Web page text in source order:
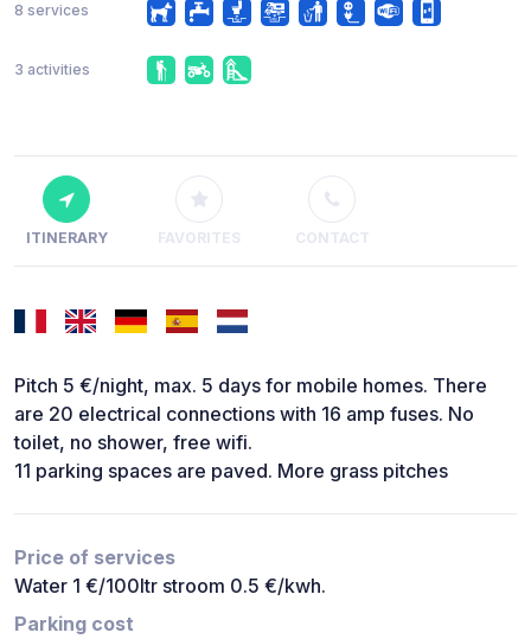
8 services
3 activities
ITINERARY FAVORITES CONTACT
Pitch 5 €/night, max. 5 days for mobile homes. There
are 20 electrical connections with 16 amp fuses. No
toilet, no shower, free wifi.
11 parking spaces are paved. More grass pitches
Price of services
Water 1 €/100ltr stroom 0.5 €/kwh.
Parking cost